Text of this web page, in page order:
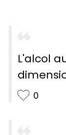
L'alcol
0